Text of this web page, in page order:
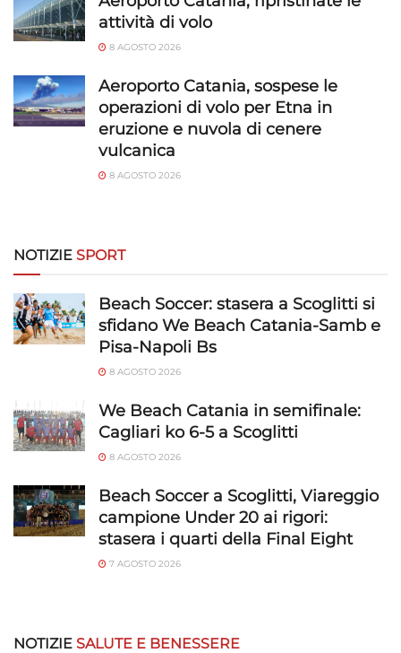
e presentare pubblicità e contenuto,
Salvare e comunicare le scelte sulla
attività di volo
8 AGOSTO 2026
Aeroporto Catania, sospese le
operazioni di volo per Etna in
eruzione e nuvola di cenere
vulcanica
8 AGOSTO 2026
NOTIZIE SPORT
Beach Soccer: stasera a Scoglitti si
sfidano We Beach Catania-Samb e
Pisa-Napoli Bs
8 AGOSTO 2026
We Beach Catania in semifinale:
Cagliari ko 6-5 a Scoglitti
8 AGOSTO 2026
Beach Soccer a Scoglitti, Viareggio
campione Under 20 ai rigori:
stasera i quarti della Final Eight
7 AGOSTO 2026
NOTIZIE SALUTE E BENESSERE